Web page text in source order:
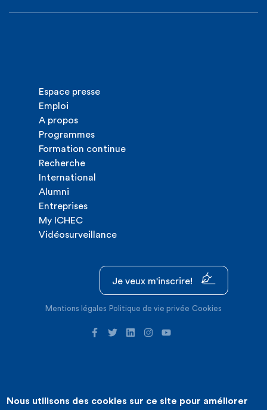
Espace presse
Emploi
A propos
Programmes
Formation continue
Recherche
International
Alumni
Entreprises
My ICHEC
Vidéosurveillance
Je veux m'inscrire!
Mentions légales Politique de vie privée Cookies
©2026 ICHEC |Création de site internet : Expansion
Nous utilisons des cookies sur ce site pour améliorer